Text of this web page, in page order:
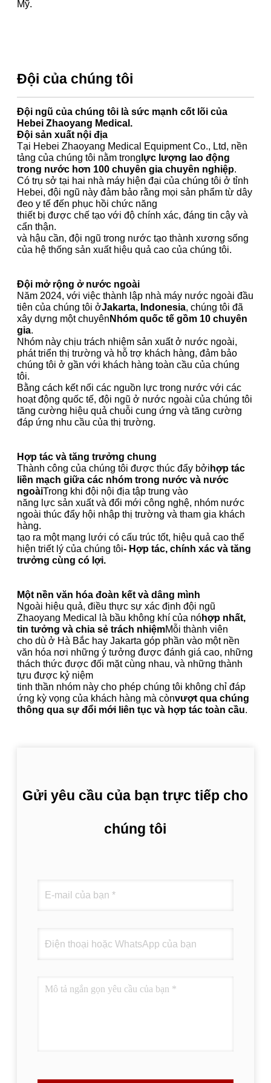
Mỹ.
Đội của chúng tôi
Đội ngũ của chúng tôi là sức mạnh cốt lõi của
Hebei Zhaoyang Medical.
Đội sản xuất nội địa
Tại Hebei Zhaoyang Medical Equipment Co., Ltd, nền
tảng của chúng tôi nằm tronglực lượng lao động
trong nước hơn 100 chuyên gia chuyên nghiệp.
Có trụ sở tại hai nhà máy hiện đại của chúng tôi ở tỉnh
Hebei, đội ngũ này đảm bảo rằng mọi sản phẩm từ dây
đeo y tế đến phục hồi chức năng
thiết bị được chế tạo với độ chính xác, đáng tin cậy và
cẩn thận.
và hậu cần, đội ngũ trong nước tạo thành xương sống
của hệ thống sản xuất hiệu quả cao của chúng tôi.
Đội mở rộng ở nước ngoài
Năm 2024, với việc thành lập nhà máy nước ngoài đầu
tiên của chúng tôi ởJakarta, Indonesia, chúng tôi đã
xây dựng một chuyênNhóm quốc tế gồm 10 chuyên
gia.
Nhóm này chịu trách nhiệm sản xuất ở nước ngoài,
phát triển thị trường và hỗ trợ khách hàng, đảm bảo
chúng tôi ở gần với khách hàng toàn cầu của chúng
tôi.
Bằng cách kết nối các nguồn lực trong nước với các
hoạt động quốc tế, đội ngũ ở nước ngoài của chúng tôi
tăng cường hiệu quả chuỗi cung ứng và tăng cường
đáp ứng nhu cầu của thị trường.
Hợp tác và tăng trưởng chung
Thành công của chúng tôi được thúc đẩy bởihợp tác
liền mạch giữa các nhóm trong nước và nước
ngoàiTrong khi đội nội địa tập trung vào
năng lực sản xuất và đổi mới công nghệ, nhóm nước
ngoài thúc đẩy hội nhập thị trường và tham gia khách
hàng.
tạo ra một mạng lưới có cấu trúc tốt, hiệu quả cao thể
hiện triết lý của chúng tôi- Hợp tác, chính xác và tăng
trưởng cùng có lợi.
Một nền văn hóa đoàn kết và dâng mình
Ngoài hiệu quả, điều thực sự xác định đội ngũ
Zhaoyang Medical là bầu không khí của nóhợp nhất,
tin tưởng và chia sẻ trách nhiệmMỗi thành viên
cho dù ở Hà Bắc hay Jakarta góp phần vào một nền
văn hóa nơi những ý tưởng được đánh giá cao, những
thách thức được đối mặt cùng nhau, và những thành
tựu được kỷ niệm
tinh thần nhóm này cho phép chúng tôi không chỉ đáp
ứng kỳ vọng của khách hàng mà cònvượt qua chúng
thông qua sự đổi mới liên tục và hợp tác toàn cầu.
Gửi yêu cầu của bạn trực tiếp cho
chúng tôi